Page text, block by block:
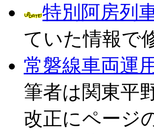
特別阿房列
ていた情報で
常磐線車両運
筆者は関東平
改正にページ